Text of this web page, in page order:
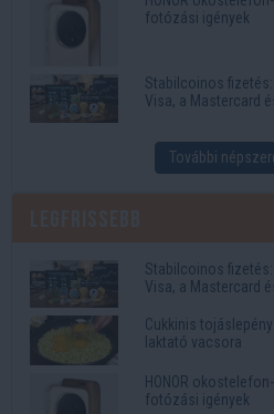
fotózási igények
Stabilcoinos
Visa, a Mastercard
További
Stabilcoinos
Visa, a Mastercard
Cukkinis
laktató vacsora
HONOR
fotózási igények